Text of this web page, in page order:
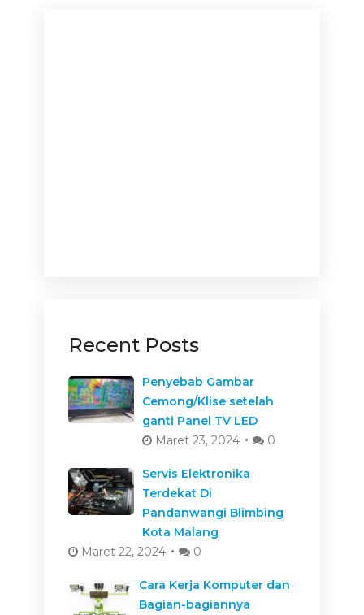
Recent Posts
Penyebab Gambar
Cemong/Klise setelah
ganti Panel TV LED
Maret 23, 2024
0
Servis Elektronika
Terdekat Di
Pandanwangi Blimbing
Kota Malang
Maret 22, 2024
0
Cara Kerja Komputer dan
Bagian-bagiannya